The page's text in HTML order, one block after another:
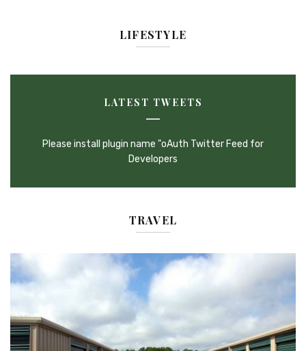
LIFESTYLE
LATEST TWEETS
Please install plugin name "oAuth Twitter Feed for
Developers
TRAVEL